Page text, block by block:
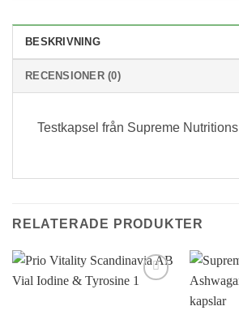
BESKRIVNING
RECENSIONER (0)
Testkapsel från Supreme Nutritions
RELATERADE PRODUKTER